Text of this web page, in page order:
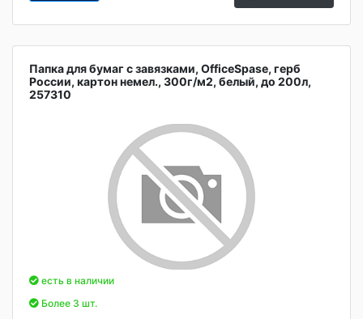
Папка для бумаг с завязками, OfficeSpase, герб
России, картон немел., 300г/м2, белый, до 200л,
257310
есть в наличии
Более 3 шт.